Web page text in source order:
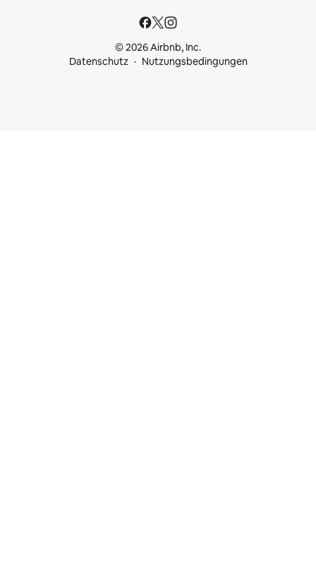
© 2026 Airbnb, Inc.
Datenschutz
Nutzungsbedingungen